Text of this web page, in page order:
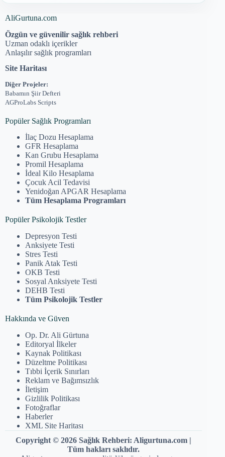
AliGurtuna.com
Özgün ve güvenilir sağlık rehberi
Uzman odaklı içerikler
Anlaşılır sağlık programları
Site Haritası
Diğer Projeler:
Babamın Şiir Defteri
AGProLabs Scripts
Popüler Sağlık Programları
İlaç Dozu Hesaplama
GFR Hesaplama
Kan Grubu Hesaplama
Promil Hesaplama
İdeal Kilo Hesaplama
Çocuk Acil Tedavisi
Yenidoğan APGAR Hesaplama
Tüm Hesaplama Programları
Popüler Psikolojik Testler
Depresyon Testi
Anksiyete Testi
Stres Testi
Panik Atak Testi
OKB Testi
Sosyal Anksiyete Testi
DEHB Testi
Tüm Psikolojik Testler
Hakkında ve Güven
Op. Dr. Ali Gürtuna
Editoryal İlkeler
Kaynak Politikası
Düzeltme Politikası
Tıbbi İçerik Sınırları
Reklam ve Bağımsızlık
İletişim
Gizlilik Politikası
Fotoğraflar
Haberler
XML Site Haritası
Copyright © 2026 Sağlık Rehberi: Aligurtuna.com |
Tüm hakları saklıdır.